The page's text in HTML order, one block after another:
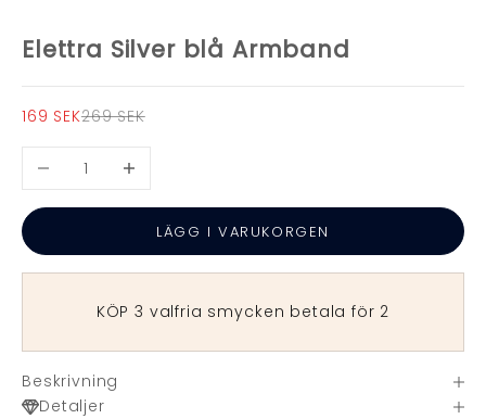
Elettra Silver blå Armband
REA-pris
169 SEKPris
269 SEK
Minska antal Öka antal
LÄGG I VARUKORGEN
KÖP 3 valfria smycken betala för 2
Beskrivning
Detaljer